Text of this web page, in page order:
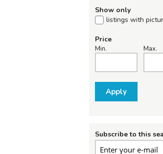
Show only
listings with
Price
Min. Max.
Apply
Subscribe to this